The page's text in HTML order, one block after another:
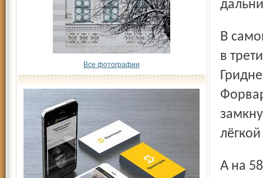
Все фотографии
В самом начале второго тайма отличный шанс отличиться
в
А на 58-й минуте «Спартак» сравнял счёт. Неутомимый